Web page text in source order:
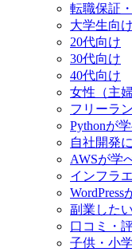
転職保証
大学生向け
20代向け
30代向け
40代向け
女性（主
フリーラ
Pythonが
自社開発
AWSが学
インフラ
WordPress
副業した
口コミ・
子供・小